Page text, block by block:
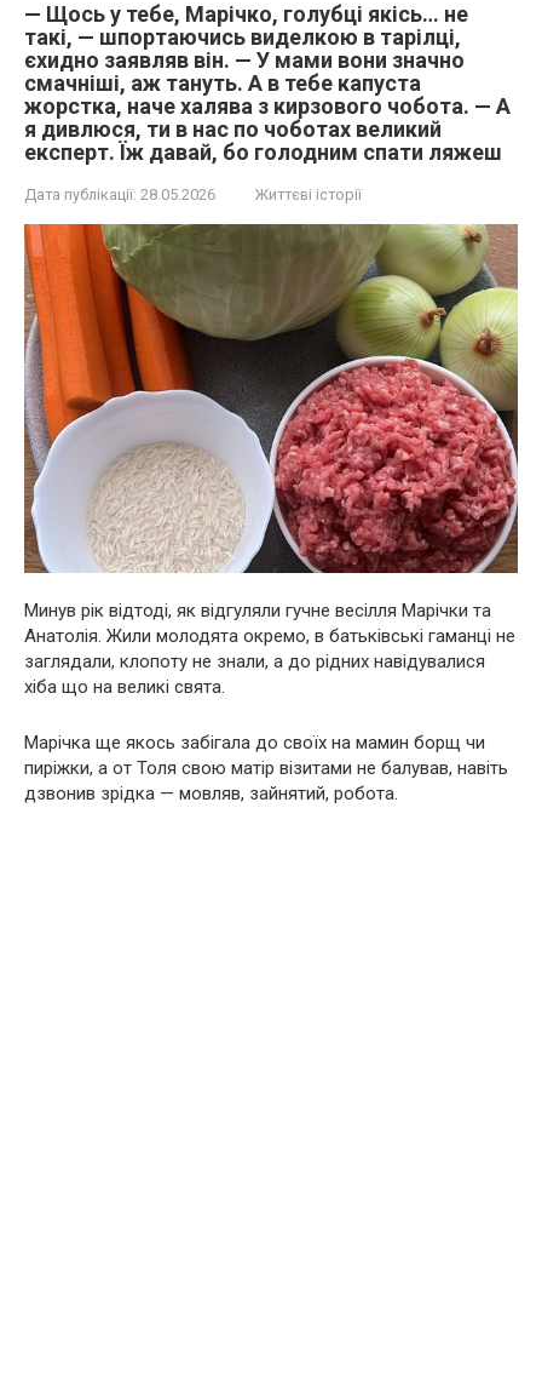
— Щось у тебе, Марічко, голубці якісь… не
такі, — шпортаючись виделкою в тарілці,
єхидно заявляв він. — У мами вони значно
смачніші, аж тануть. А в тебе капуста
жорстка, наче халява з кирзового чобота. — А
я дивлюся, ти в нас по чоботах великий
експерт. Їж давай, бо голодним спати ляжеш
Дата публікації: 28.05.2026 Життєві історії
Минув рік відтоді, як відгуляли гучне весілля Марічки та
Анатолія. Жили молодята окремо, в батьківські гаманці не
заглядали, клопоту не знали, а до рідних навідувалися
хіба що на великі свята.
Марічка ще якось забігала до своїх на мамин борщ чи
пиріжки, а от Толя свою матір візитами не балував, навіть
дзвонив зрідка — мовляв, зайнятий, робота.